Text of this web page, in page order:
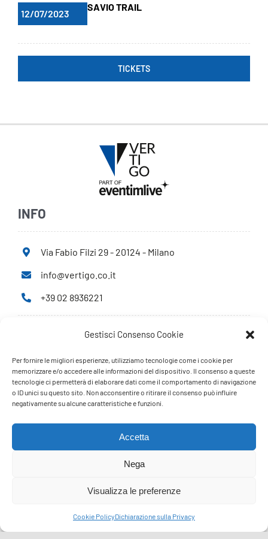
Gestisci Consenso Cookie
Per fornire le migliori esperienze, utilizziamo tecnologie come i cookie per
memorizzare e/o accedere alle informazioni del dispositivo. Il consenso a queste
tecnologie ci permetterà di elaborare dati come il comportamento di navigazione
o ID unici su questo sito. Non acconsentire o ritirare il consenso può influire
negativamente su alcune caratteristiche e funzioni.
Accetta
Nega
Visualizza le preferenze
Cookie PolicyDichiarazione sulla Privacy
12/07/2023
SAVIO TRAIL
TICKETS
INFO
Via Fabio Filzi 29 - 20124 - Milano
info@vertigo.co.it
+39 02 8936221
Privacy Policy
Cookie Policy
PARTNERS